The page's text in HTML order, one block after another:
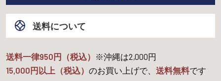
送料について
送料一律950円（税込） ※沖縄は2,000円
15,000円以上（税込） のお買い上げで、 送料無料です